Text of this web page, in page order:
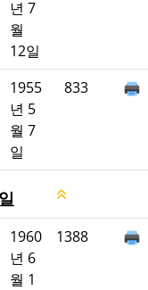
년 7
월
12일
1955
년 5
월 7
일
833
1960
년 6
월 1
1388